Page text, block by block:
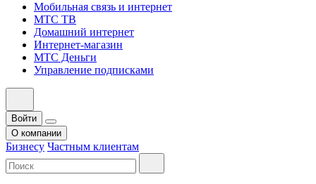
Мобильная связь и интернет
МТС ТВ
Домашний интернет
Интернет-магазин
МТС Деньги
Управление подписками
Войти
О компании
Бизнесу Частным клиентам